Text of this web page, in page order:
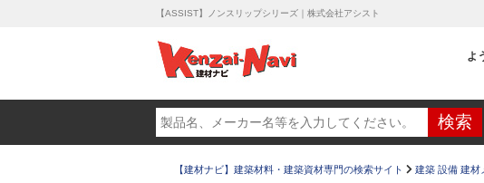
【ASSIST】ノンスリップシリーズ｜株式会社アシスト
よ
【建材ナビ】建築材料・建築資材専門の検索サイト 建築 設備 建材